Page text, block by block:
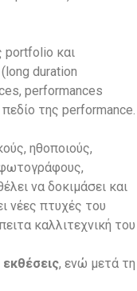
portfolio και
duration
performances
της performance.
ηθοποιούς,
φωτογράφους,
να δοκιμάσει και
νέες πτυχές του
καλλιτεχνική του
, ενώ μετά τη